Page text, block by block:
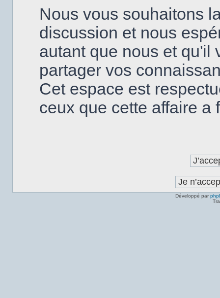
Nous vous souhaitons
discussion et nous
autant que nous et qu'il
partager vos
Cet espace est
ceux que cette affaire a
Développé par